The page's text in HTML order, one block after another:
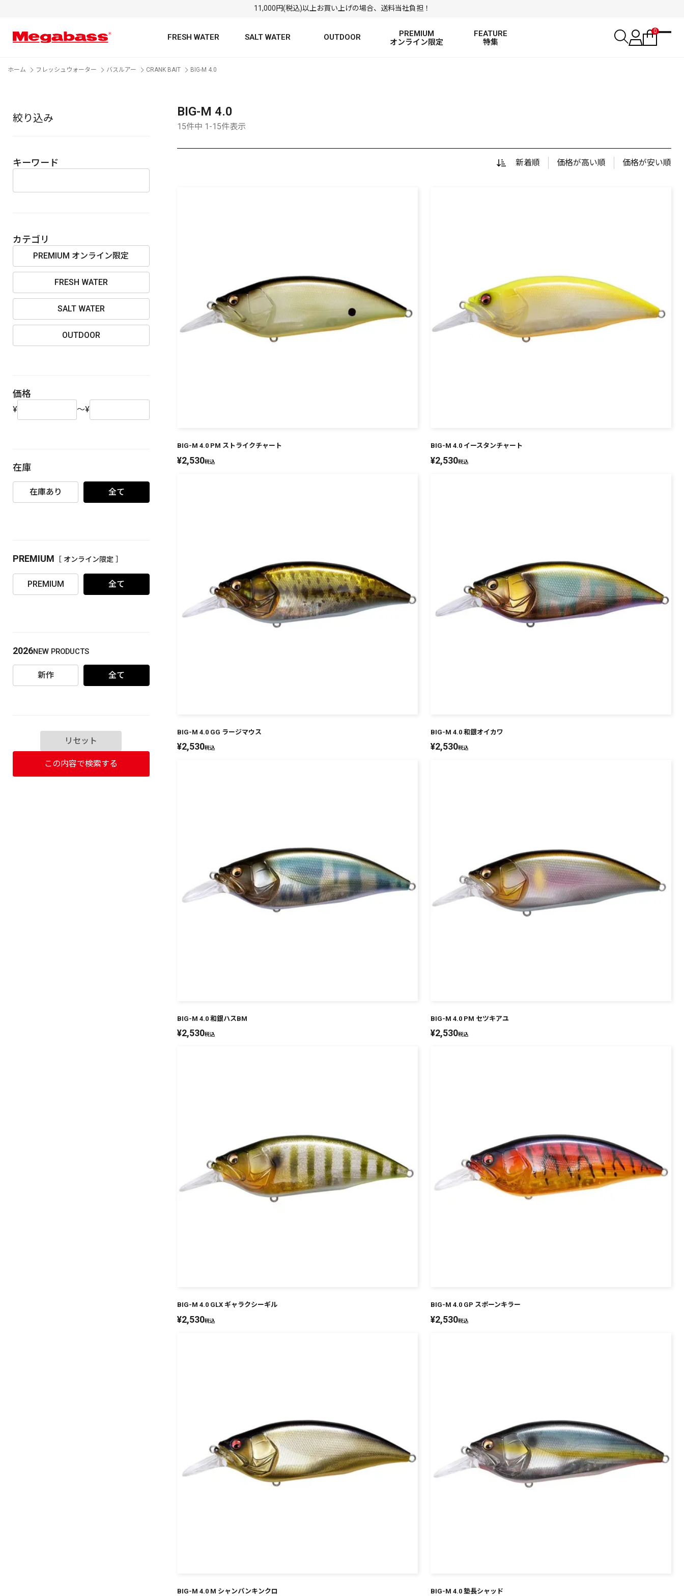
11,000円(税込)以上お買い上げの場合、送料当社負担！
FRESH WATER SALT WATER OUTDOOR
PREMIUM
オンライン限定
FEATURE
特集
0
カテゴリ
価格 ¥ ～¥
2026 NEW PRODUCTS
新作
全て
ホーム フレッシュウォーター バスルアー CRANK BAIT BIG-M 4.0
絞り込み
キーワード
カテゴリ
PREMIUM オンライン限定
FRESH WATER
SALT WATER
OUTDOOR
価格
¥ ～¥
在庫
在庫あり 全て
PREMIUM ［ オンライン限定 ］
PREMIUM 全て
2026NEW PRODUCTS
新作 全て
リセット
この内容で検索する
BIG-M 4.0
15件中 1-15件表示
新着順 価格が高い順 価格が安い順
BIG-M 4.0 PM ストライクチャート
¥2,530税込
BIG-M 4.0 イースタンチャート
¥2,530税込
BIG-M 4.0 GG ラージマウス
¥2,530税込
BIG-M 4.0 和銀オイカワ
¥2,530税込
BIG-M 4.0 和銀ハスBM
¥2,530税込
BIG-M 4.0 PM セツキアユ
¥2,530税込
BIG-M 4.0 GLX ギャラクシーギル
¥2,530税込
BIG-M 4.0 GP スポーンキラー
¥2,530税込
BIG-M 4.0 M シャンパンキンクロ BIG-M 4.0 塾長シャッド